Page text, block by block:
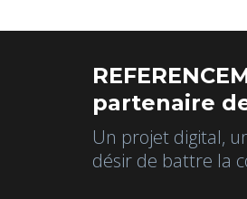
partenaire
Un projet digital,
désir de battre la